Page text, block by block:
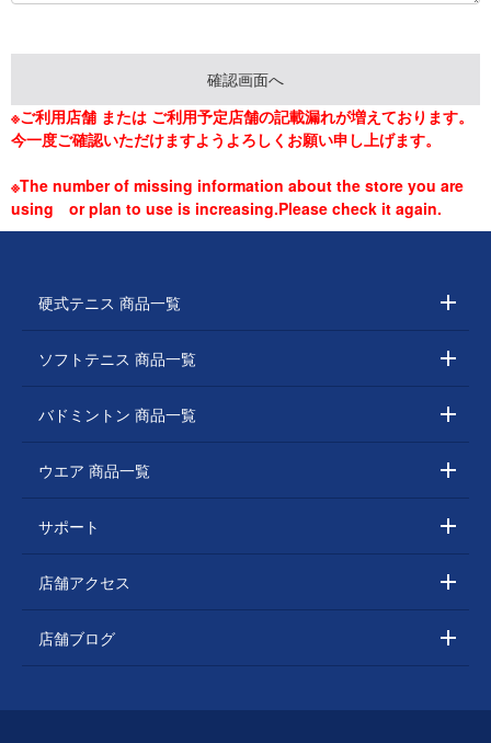
※ご利用店舗 または ご利用予定店舗の記載漏れが増えております。
今一度ご確認いただけますようよろしくお願い申し上げます。
※The number of missing information about the store you are
using or plan to use is increasing.Please check it again.
硬式テニス 商品一覧
ソフトテニス 商品一覧
バドミントン 商品一覧
ウエア 商品一覧
サポート
店舗アクセス
店舗ブログ